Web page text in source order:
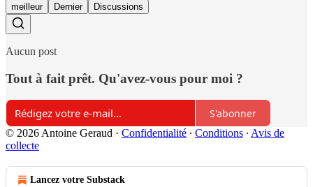
meilleur Dernier Discussions
Aucun post
Tout à fait prêt. Qu'avez-vous pour moi ?
S'abonner
© 2026 Antoine Geraud · Confidentialité ∙ Conditions ∙ Avis de
collecte
Lancez votre Substack